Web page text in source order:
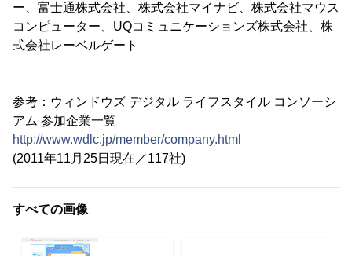
ー、富士通株式会社、株式会社マイナビ、株式会社マウス
コンピューター、UQコミュニケーションズ株式会社、株
式会社レーベルゲート
参考：ウィンドウズ デジタル ライフスタイル コンソーシ
アム 参加企業一覧
http://www.wdlc.jp/member/company.html
(2011年11月25日現在／117社)
すべての画像